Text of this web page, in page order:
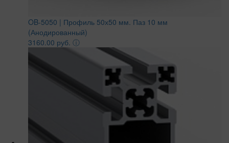
OB-5050 | Профиль 50х50 мм. Паз 10 мм
(Анодированный)
3160.00 руб. ⓘ